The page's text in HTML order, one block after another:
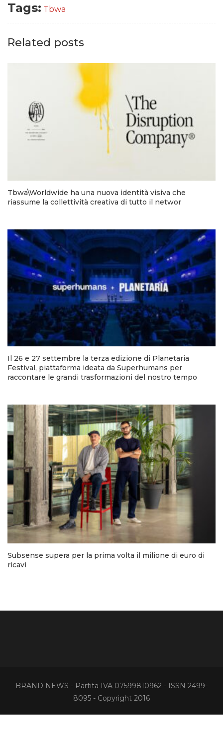
Tags: Tbwa
Related posts
Tbwa\Worldwide ha una nuova identità visiva che
riassume la collettività creativa di tutto il networ
Il 26 e 27 settembre la terza edizione di Planetaria
Festival, piattaforma ideata da Superhumans per
raccontare le grandi trasformazioni del nostro tempo
Subsense supera per la prima volta il milione di euro di
ricavi
BRAND NEWS - Partita IVA 07599810962 - ISSN 2499-
8095 - Copyright 2016